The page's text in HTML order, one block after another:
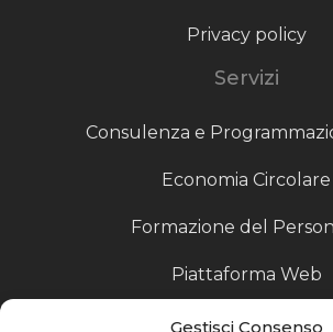
Gestisci Consenso
Privacy policy
Servizi
Consulenza e
Economia Circolare
Formazione del
Piattaforma Web
Scouting fornitori